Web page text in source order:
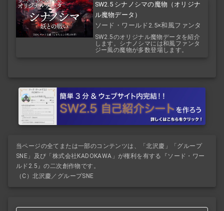
SW2.5 シナノシマの魔物（オリジナ
ル魔物データ）
ソード・ワールド2.5×和風ファンタ
ジー
SW2.5のオリジナル魔物データを紹介
します。シナノシマには和風ファンタ
ジー風の魔物が多数登場します。
当ページの全てまたは一部のコンテンツは、「北沢慶」「グループ
SNE」及び「株式会社KADOKAWA」が権利を有する『ソード・ワー
ルド2.5』の二次創作物です。
（C）北沢慶／グループSNE